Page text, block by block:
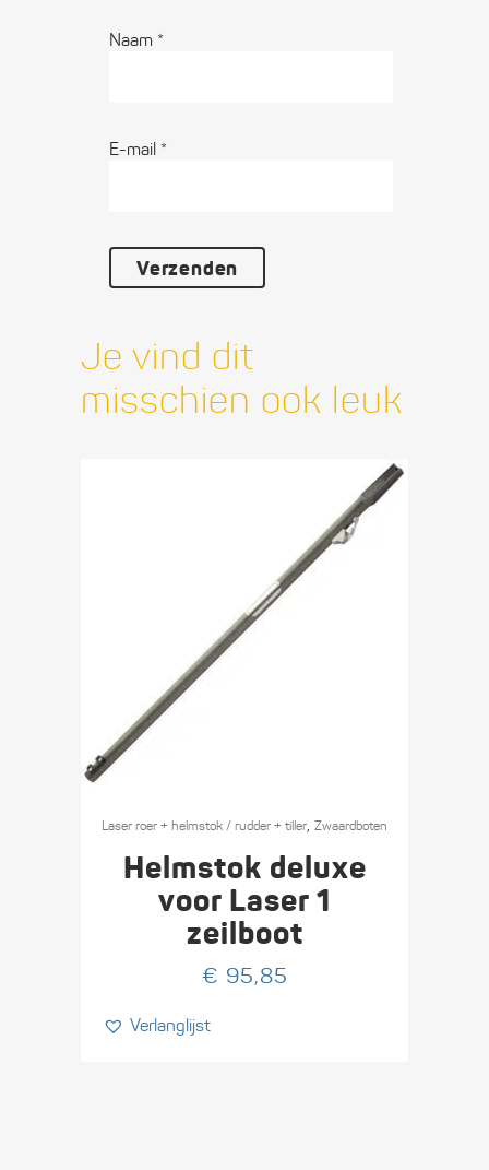
Naam *
E-mail *
Je vind dit
misschien ook leuk
Laser roer + helmstok / rudder + tiller, Zwaard­boten
Helmstok deluxe
voor Laser 1
zeilboot
€ 95,85
Verlanglijst